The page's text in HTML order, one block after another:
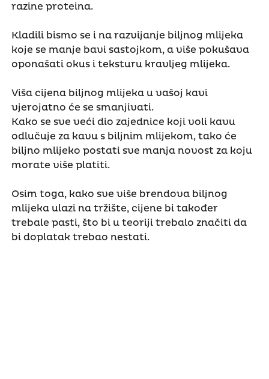
razine proteina.
Kladili bismo se i na razvijanje biljnog mlijeka
koje se manje bavi sastojkom, a više pokušava
oponašati okus i teksturu kravljeg mlijeka.
Viša cijena biljnog mlijeka u vašoj kavi
vjerojatno će se smanjivati.
Kako se sve veći dio zajednice koji voli kavu
odlučuje za kavu s biljnim mlijekom, tako će
biljno mlijeko postati sve manja novost za koju
morate više platiti.
Osim toga, kako sve više brendova biljnog
mlijeka ulazi na tržište, cijene bi također
trebale pasti, što bi u teoriji trebalo značiti da
bi doplatak trebao nestati.